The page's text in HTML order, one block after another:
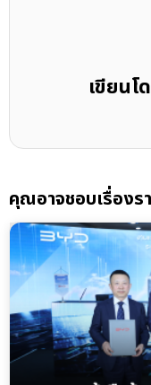
เขียนโ
คุณอาจชอบเรื่องร